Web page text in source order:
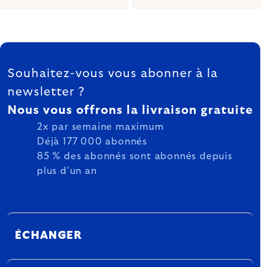
Listing
FOOTER
Souhaitez-vous vous abonner à la
newsletter ?
Nous vous offrons la livraison gratuite
2x par semaine maximum
Déjà 177 000 abonnés
85 % des abonnés sont abonnés depuis
plus d'un an
ÉCHANGER